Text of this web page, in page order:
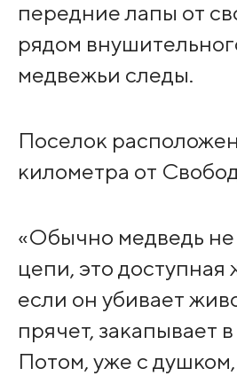
передние лапы от
рядом
медвежьи следы.
Поселок
километра от
«Обычно медведь не
цепи, это
если он убивает
прячет, закапывает
Потом, уже с